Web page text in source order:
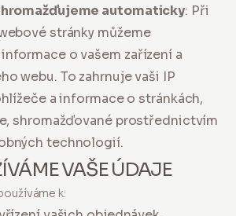
automaticky: Při
stránky můžeme
o vašem zařízení a
webu. To zahrnuje vaši IP
a informace o stránkách,
shromažďované prostřednictvím
technologií.
VAŠE ÚDAJE
k: